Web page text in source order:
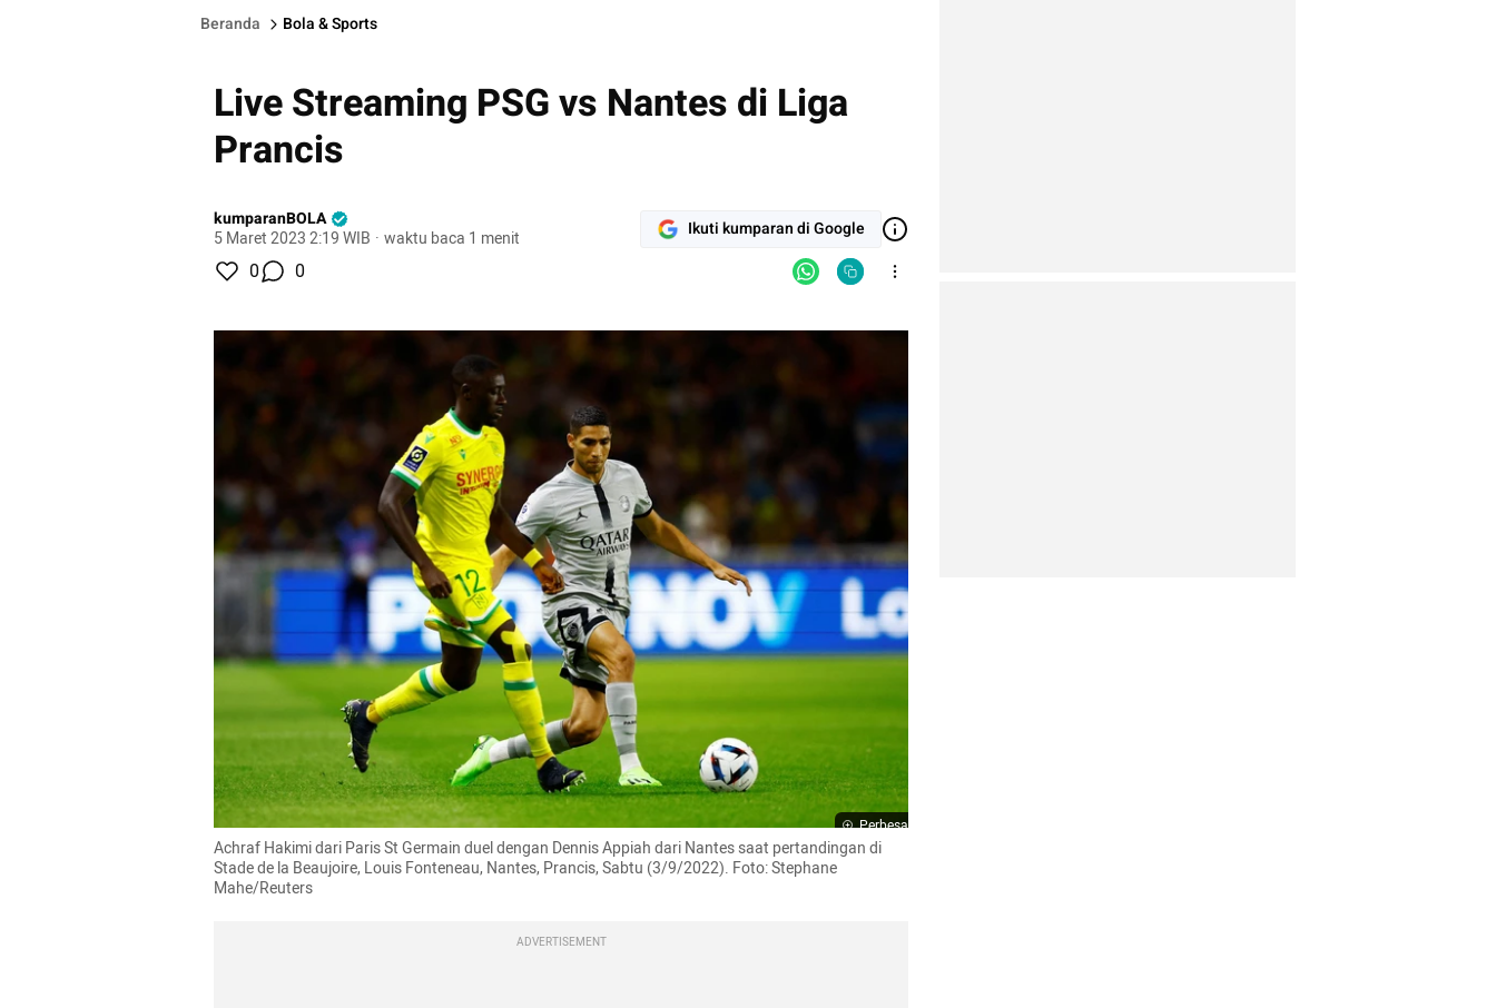
Beranda Bola & Sports
Live Streaming PSG vs Nantes di Liga
Prancis
kumparanBOLA
5 Maret 2023 2:19 WIB · waktu baca 1 menit Ikuti kumparan di Google
0 0
Perbesar
Achraf Hakimi dari Paris St Germain duel dengan Dennis Appiah dari Nantes saat pertandingan di
Stade de la Beaujoire, Louis Fonteneau, Nantes, Prancis, Sabtu (3/9/2022). Foto: Stephane
Mahe/Reuters
ADVERTISEMENT